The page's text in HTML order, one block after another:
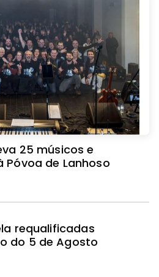
25 músicos e
de Lanhoso
requalificadas
do 5 de Agosto